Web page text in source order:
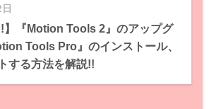
】『Motion Tools 2』のアップグ
Tools Pro』のインストール、
する方法を解説!!